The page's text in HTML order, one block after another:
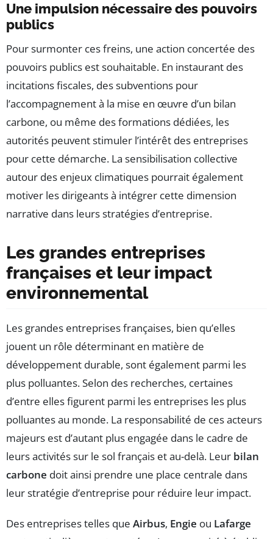
Une impulsion nécessaire des pouvoirs
publics
Pour surmonter ces freins, une action concertée des
pouvoirs publics est souhaitable. En instaurant des
incitations fiscales, des subventions pour
l’accompagnement à la mise en œuvre d’un bilan
carbone, ou même des formations dédiées, les
autorités peuvent stimuler l’intérêt des entreprises
pour cette démarche. La sensibilisation collective
autour des enjeux climatiques pourrait également
motiver les dirigeants à intégrer cette dimension
narrative dans leurs stratégies d’entreprise.
Les grandes entreprises
françaises et leur impact
environnemental
Les grandes entreprises françaises, bien qu’elles
jouent un rôle déterminant en matière de
développement durable, sont également parmi les
plus polluantes. Selon des recherches, certaines
d’entre elles figurent parmi les entreprises les plus
polluantes au monde. La responsabilité de ces acteurs
majeurs est d’autant plus engagée dans le cadre de
leurs activités sur le sol français et au-delà. Leur bilan
carbone doit ainsi prendre une place centrale dans
leur stratégie d’entreprise pour réduire leur impact.
Des entreprises telles que Airbus, Engie ou Lafarge